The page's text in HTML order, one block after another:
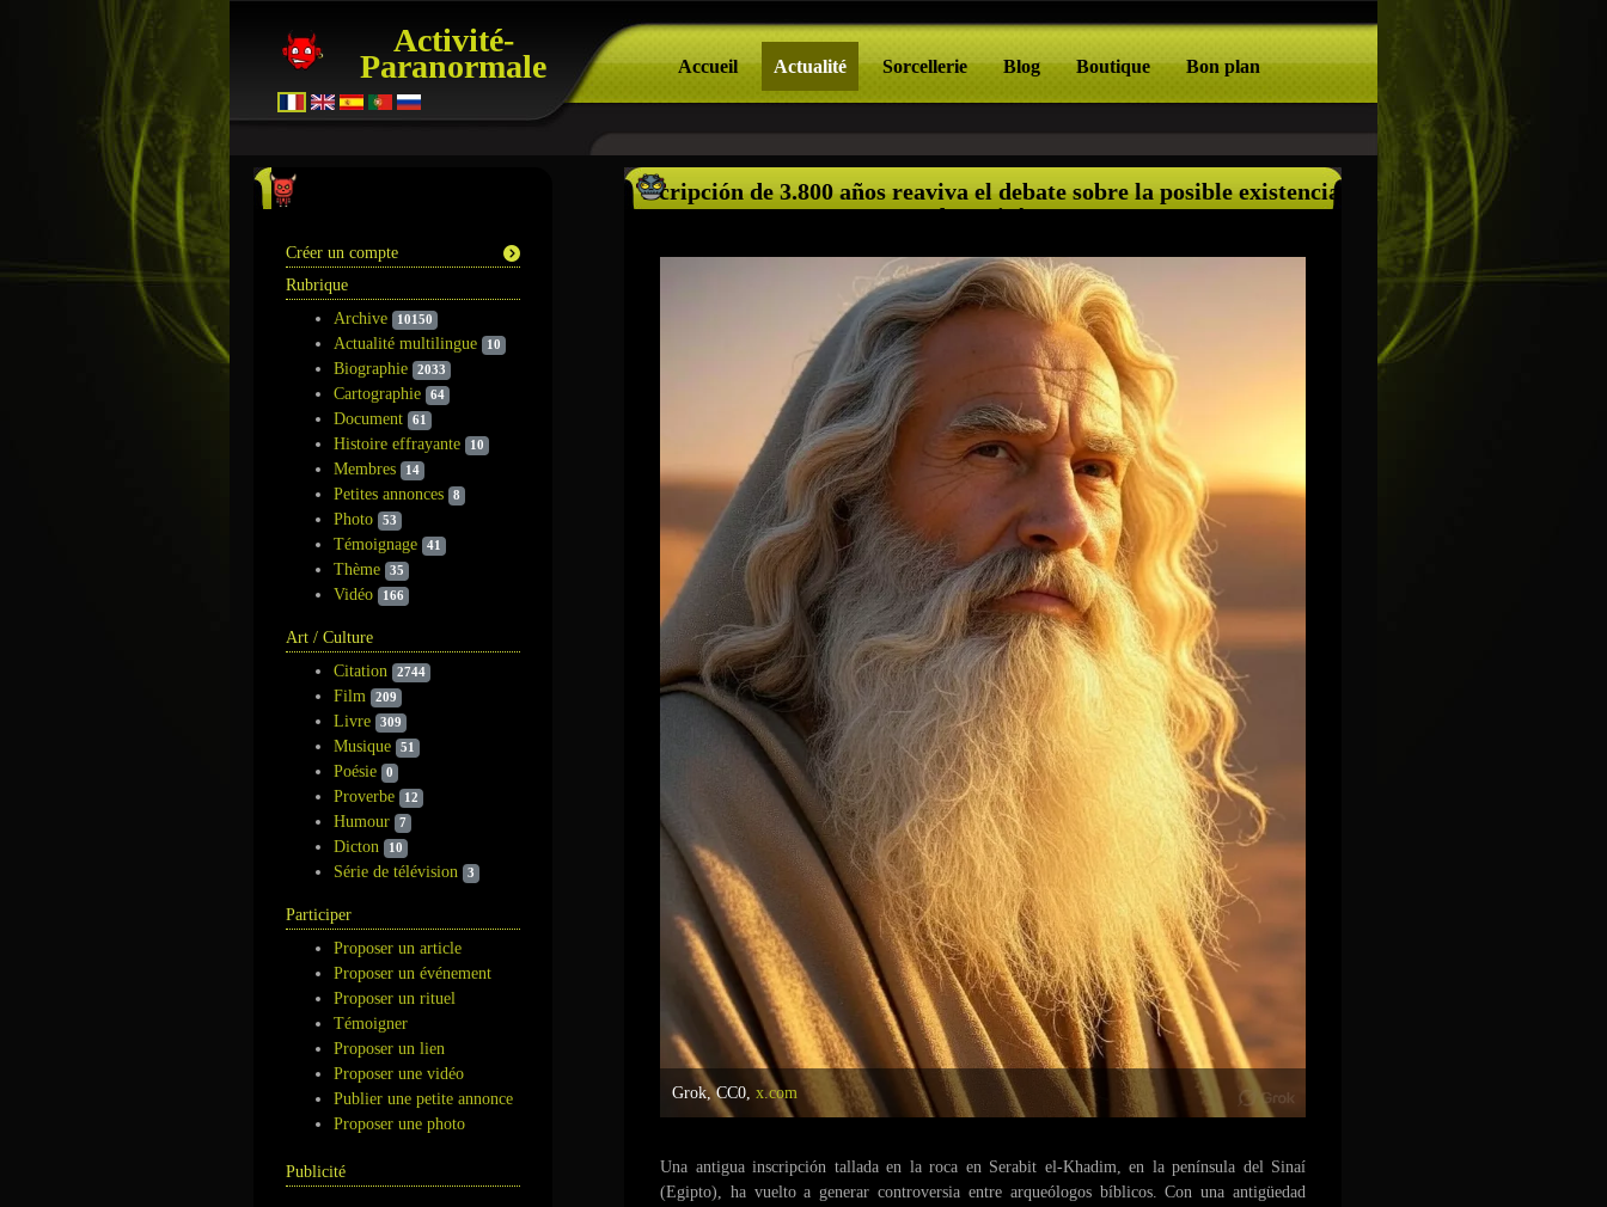
Activité-
Paranormale Accueil Actualité Sorcellerie Blog Boutique Bon plan
Créer un compte
Rubrique
Archive
10150
Actualité multilingue 10
Biographie 2033
Cartographie 64
Document 61
Histoire effrayante 10
Membres 14
Petites annonces 8
Photo 53
Témoignage 41
Thème 35
Vidéo 166
Art / Culture
Citation
2744
Film 209
Livre 309
Musique 51
Poésie 0
Proverbe 12
Humour 7
Dicton 10
Série de télévision 3
Participer
Proposer un article
Proposer un événement
Proposer un rituel
Témoigner
Proposer un lien
Proposer une vidéo
Publier une petite annonce
Proposer une photo
Publicité
Inscripción de 3.800 años reaviva el debate sobre la posible existencia
de Moisés
Grok, CC0, x.com
Una antigua inscripción tallada en la roca en Serabit el-Khadim, en la península del Sinaí
(Egipto), ha vuelto a generar controversia entre arqueólogos bíblicos. Con una antigüedad